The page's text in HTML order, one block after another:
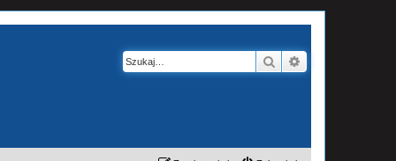
Szukaj